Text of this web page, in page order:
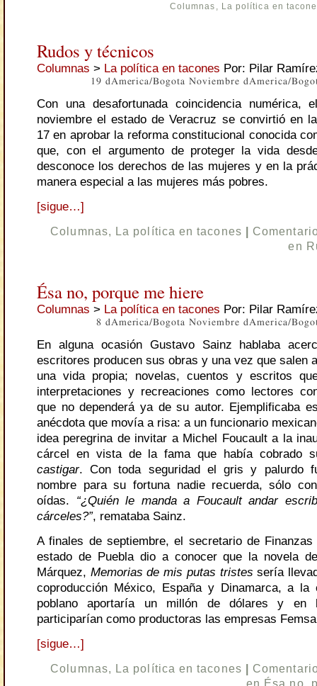
Columnas , La política en
Rudos y técnicos
Columnas > La política en tacones Por: Pilar
19 dAmerica/Bogota Noviembre dAmerica/
Con una desafortunada coincidencia numérica,
noviembre el estado de Veracruz se convirtió en
17 en aprobar la reforma constitucional conocida
que, con el argumento de proteger la vida
desconoce los derechos de las mujeres y en la
manera especial a las mujeres más pobres.
[sigue…]
Columnas, La política en tacones
en
Ésa no, porque me hiere
Columnas > La política en tacones Por: Pilar
8 dAmerica/Bogota Noviembre dAmerica/
En alguna ocasión Gustavo Sainz hablaba
escritores producen sus obras y una vez que salen
una vida propia; novelas, cuentos y escritos
interpretaciones y recreaciones como lectores
que no dependerá ya de su autor. Ejemplificaba
anécdota que movía a risa: a un funcionario
idea peregrina de invitar a Michel Foucault a la
cárcel en vista de la fama que había cobrado
castigar. Con toda seguridad el gris y palurdo
nombre para su fortuna nadie recuerda, sólo
oídas. “¿Quién le manda a Foucault andar
cárceles?”, remataba Sainz.
A finales de septiembre, el secretario de
estado de Puebla dio a conocer que la novela
Márquez, Memorias de mis putas tristes sería
coproducción México, España y Dinamarca, a la
poblano aportaría un millón de dólares y en
participarían como productoras las empresas
[sigue…]
Columnas, La política en tacones